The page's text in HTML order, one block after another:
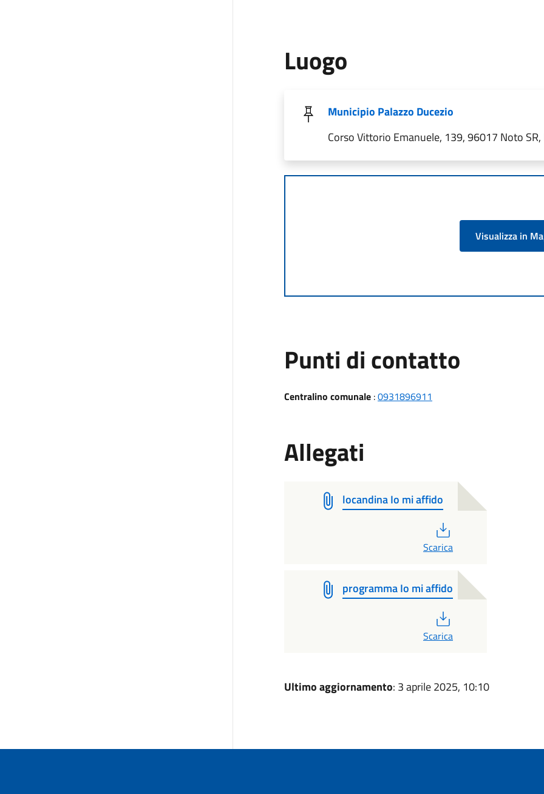
Luogo
Municipio Palazzo Ducezio
Corso Vittorio Emanuele, 139, 96017 Noto
Visualizza in
Punti di contatto
Centralino comunale:0931896911
Allegati
locandina Io mi affido
Scarica
programma Io mi affido
Scarica
Ultimo aggiornamento: 3 aprile 2025, 10:10